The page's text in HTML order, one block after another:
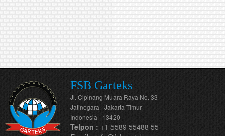
FSB Garteks
Jl. Cipinang Muara Raya No. 33
Jatinegara - Jakarta Timur
Indonesia - 13420
Telpon : +1 5589 55488 55